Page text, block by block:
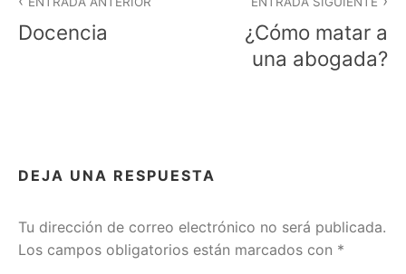
L
O
de
Docencia
¿Cómo matar a
una abogada?
DEJA UNA RESPUESTA
Tu dirección de correo electrónico no será publicada.
Los campos obligatorios están marcados con *